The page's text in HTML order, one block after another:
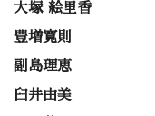
大塚 絵里香
豊増寛則
副島理恵
臼井由美